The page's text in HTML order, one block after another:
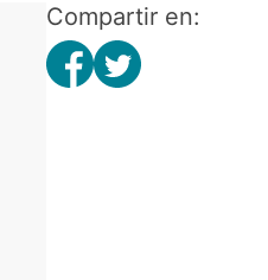
Compartir en: